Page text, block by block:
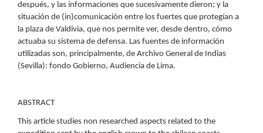
después, y las informaciones que sucesivamente dieron; y la
situación de (in)comunicación entre los fuertes que protegían a
la plaza de Valdivia, que nos permite ver, desde dentro, cómo
actuaba su sistema de defensa. Las fuentes de información
utilizadas son, principalmente, de Archivo General de Indias
(Sevilla): fondo Gobierno, Audiencia de Lima.
ABSTRACT
This article studies non researched aspects related to the